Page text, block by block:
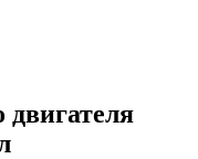
двигателя